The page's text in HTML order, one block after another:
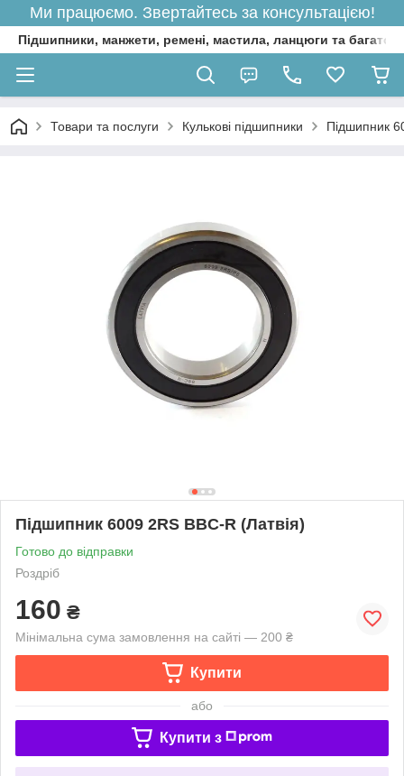
Ми працюємо. Звертайтесь за консультацією!
Підшипники, манжети, ремені, мастила, ланцюги та багато
Товари та послуги Кулькові підшипники Підшипник
Підшипник 6009 2RS BBC-R (Латвія)
Готово до відправки
Роздріб
160 ₴
Мінімальна сума замовлення на сайті — 200 ₴
Купити
або
Купити з